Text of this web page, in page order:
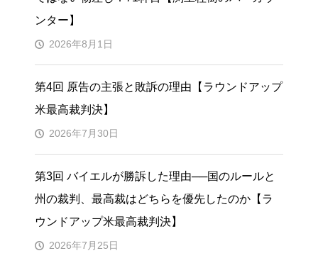
ンター】
2026年8月1日
第4回 原告の主張と敗訴の理由【ラウンドアップ
米最高裁判決】
2026年7月30日
第3回 バイエルが勝訴した理由──国のルールと
州の裁判、最高裁はどちらを優先したのか【ラ
ウンドアップ米最高裁判決】
2026年7月25日